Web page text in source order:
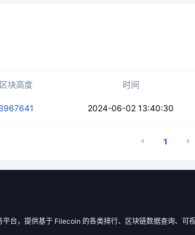
区块高度 时间
2024-06-02 13:40:30
1
台，提供基于 Filecoin 的各类排行、区块链数据查询、可